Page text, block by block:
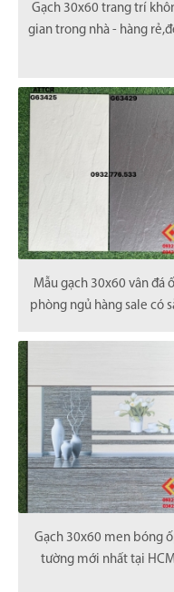
Gạch 30x60 trang trí
gian trong nhà - hàng
Mẫu gạch 30x60 vân đá
phòng ngủ hàng sale có
Gạch 30x60 men bóng
tường mới nhất tại